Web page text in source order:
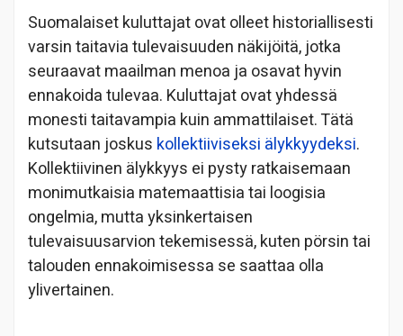
Suomalaiset kuluttajat ovat olleet historiallisesti
varsin taitavia tulevaisuuden näkijöitä, jotka
seuraavat maailman menoa ja osavat hyvin
ennakoida tulevaa. Kuluttajat ovat yhdessä
monesti taitavampia kuin ammattilaiset. Tätä
kutsutaan joskus kollektiiviseksi älykkyydeksi.
Kollektiivinen älykkyys ei pysty ratkaisemaan
monimutkaisia matemaattisia tai loogisia
ongelmia, mutta yksinkertaisen
tulevaisuusarvion tekemisessä, kuten pörsin tai
talouden ennakoimisessa se saattaa olla
ylivertainen.